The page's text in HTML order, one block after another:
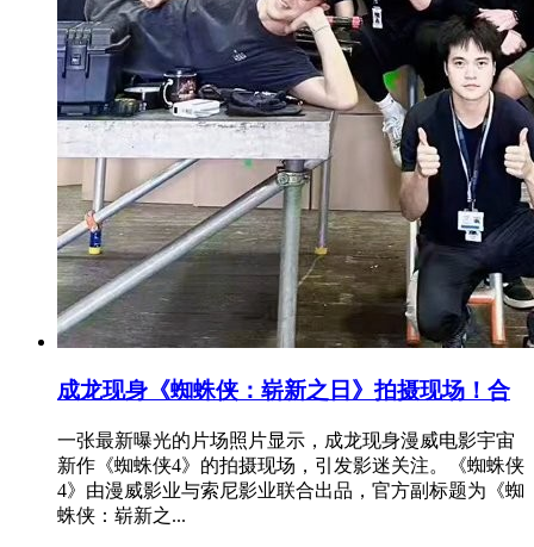
成龙现身《蜘蛛侠：崭新之日》拍摄现场！合
一张最新曝光的片场照片显示，成龙现身漫威电影宇宙
新作《蜘蛛侠4》的拍摄现场，引发影迷关注。《蜘蛛侠
4》由漫威影业与索尼影业联合出品，官方副标题为《蜘
蛛侠：崭新之...